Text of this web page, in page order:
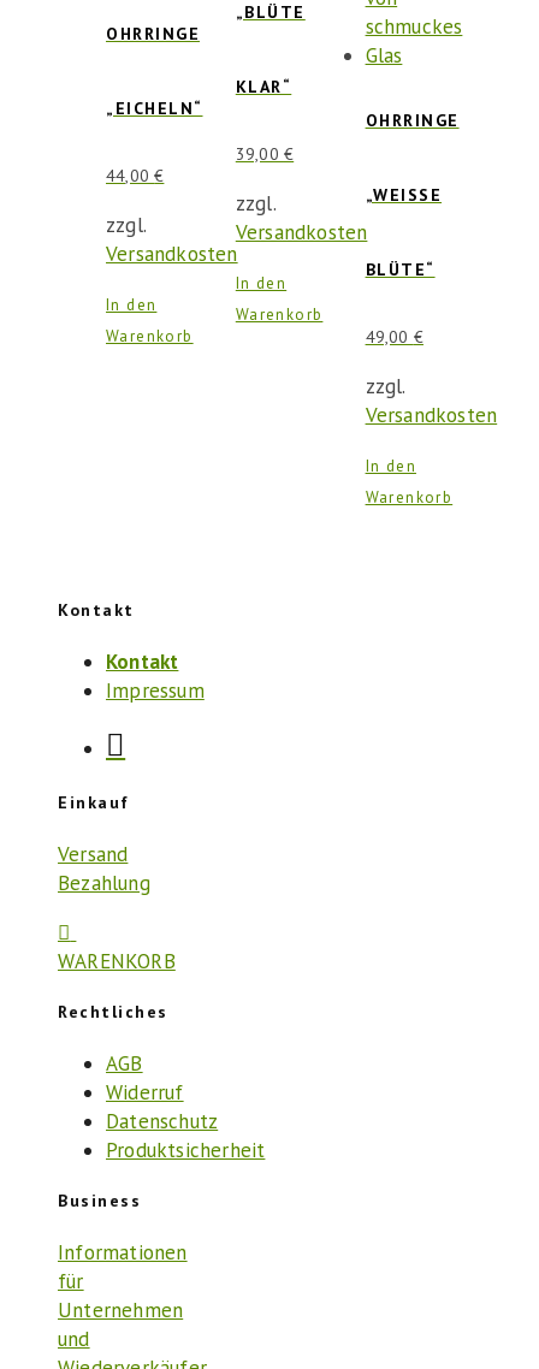
OHRRINGE
„EICHELN“
44,00€
zzgl.
Versandkosten
In den
Warenkorb
„BLÜTE
KLAR“
39,00 €
zzgl.
Versandkosten
In den
Warenkorb
OHRRINGE
„WEISSE B
LÜTE“
49,00 €
zzgl.
Versandkosten
In den
Warenkorb
Kontakt
Kontakt
Impressum
Einkauf
Versand
Bezahlung
WARENKORB
Rechtliches
AGB
Widerruf
Datenschutz
Produktsicherheit
Business
Informationen
für
Unternehmen
und